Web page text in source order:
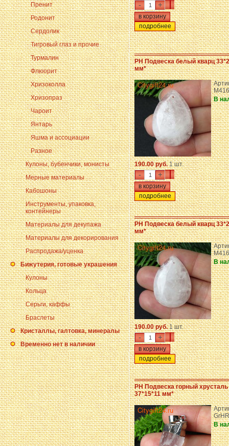
Пренит
Родонит
Сердолик
Тигровый глаз и прочие
Турмалин
Флюорит
Хризоколла
Хризопраз
Чароит
Янтарь
Яшма и ассоциации
Разное
Кулоны, бубенчики, монисты
Мерные материалы
Кабошоны
Инструменты, упаковка,
контейнеры
Материалы для декупажа
Материалы для декорирования
Распродажа/уценка
Бижутерия, готовые украшения
Кулоны
Кольца
Серьги, каффы
Браслеты
Кристаллы, галтовка, минералы
Временно нет в наличии
- +
подробнее
PH Подвеска белый кварц
мм*
В
190.00 руб.1 шт.
- +
подробнее
PH Подвеска белый кварц
мм*
В
190.00 руб.1 шт.
- +
подробнее
PH Подвеска горный хрусталь
37*15*11 мм*
В